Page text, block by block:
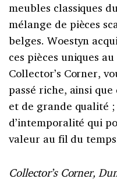
meubles classiques
mélange de pièces
belges. Woestyn
ces pièces uniques
Collector’s Corner,
passé riche, ainsi
et de grande qualité
d’intemporalité qui
valeur au fil du
Collector’s Corner,